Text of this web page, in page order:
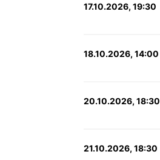
17.10.2026, 19:30
18.10.2026, 14:00
20.10.2026, 18:30
21.10.2026, 18:30